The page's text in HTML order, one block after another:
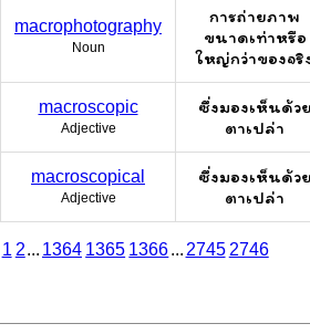
macrophotography
Noun
การถ่ายภาพ
ขนาดเท่าหรือ
ใหญ่กว่าของจริ
macroscopic
Adjective
ซึ่งมองเห็นด้วย
ตาเปล่า
macroscopical
Adjective
ซึ่งมองเห็นด้วย
ตาเปล่า
1 2... 1364 1365 1366... 2745 2746